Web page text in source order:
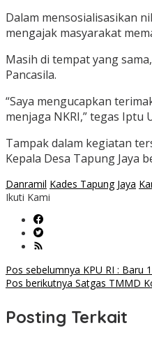
Dalam mensosialisasikan
mengajak masyarakat
Masih di tempat yang
Pancasila.
“Saya mengucapkan
menjaga NKRI,” tegas Iptu
Tampak dalam kegiatan
Kepala Desa Tapung Jaya
Danramil Kades Tapung Jaya
Ikuti Kami
Navigasi
Pos sebelumnya KPU RI : Baru
Pos berikutnya Satgas TMMD
Posting Terkait